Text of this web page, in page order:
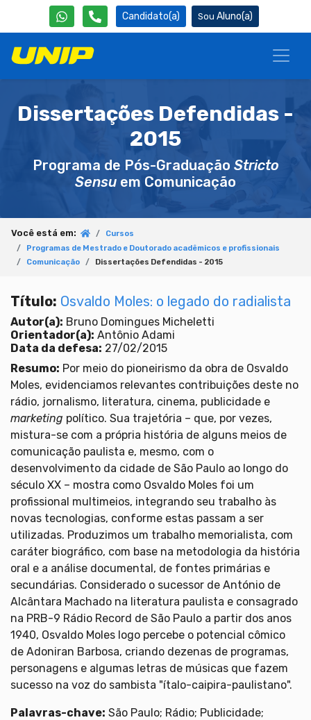
Candidato(a) Aluno(a)
Dissertações Defendidas -
2015
Programa de Pós-Graduação Stricto
Sensu em Comunicação
Você está em:
Cursos
Programas de Mestrado e Doutorado acadêmicos e profissionais
Comunicação
Dissertações Defendidas - 2015
Título: Osvaldo Moles: o legado do radialista
Autor(a): Bruno Domingues Micheletti
Orientador(a): Antônio Adami
Data da defesa: 27/02/2015
Resumo: Por meio do pioneirismo da obra de Osvaldo
Moles, evidenciamos relevantes contribuições deste no
rádio, jornalismo, literatura, cinema, publicidade e
marketing político. Sua trajetória – que, por vezes,
mistura-se com a própria história de alguns meios de
comunicação paulista e, mesmo, com o
desenvolvimento da cidade de São Paulo ao longo do
século XX – mostra como Osvaldo Moles foi um
profissional multimeios, integrando seu trabalho às
novas tecnologias, conforme estas passam a ser
utilizadas. Produzimos um trabalho memorialista, com
caráter biográfico, com base na metodologia da história
oral e a análise documental, de fontes primárias e
secundárias. Considerado o sucessor de António de
Alcântara Machado na literatura paulista e consagrado
na PRB-9 Rádio Record de São Paulo a partir dos anos
1940, Osvaldo Moles logo percebe o potencial cômico
de Adoniran Barbosa, criando dezenas de programas,
personagens e algumas letras de músicas que fazem
sucesso na voz do sambista "ítalo-caipira-paulistano".
Palavras-chave: São Paulo; Rádio; Publicidade;